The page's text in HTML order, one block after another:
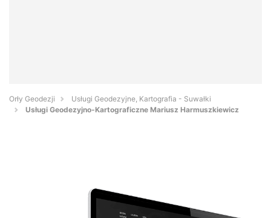
Orły Geodezji
Usługi Geodezyjne, Kartografia - Suwałki
Usługi Geodezyjno-Kartograficzne Mariusz Harmuszkiewicz